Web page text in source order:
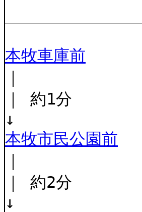
本牧車庫前
｜ 約1分
↓
本牧市民公園前
｜ 約2分
↓